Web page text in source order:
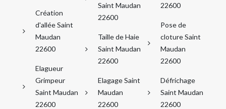
Création
d'allée Saint
Maudan
22600
Elagueur
Grimpeur
Saint Maudan
22600
Saint Maudan
22600
Taille de Haie
Saint Maudan
22600
Elagage Saint
Maudan
22600
22600
Pose de
cloture Saint
Maudan
22600
Défrichage
Saint Maudan
22600